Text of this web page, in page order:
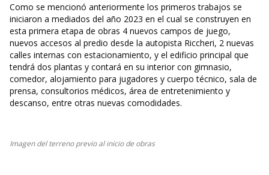
Como se mencionó anteriormente los primeros trabajos se
iniciaron a mediados del año 2023 en el cual se construyen en
esta primera etapa de obras 4 nuevos campos de juego,
nuevos accesos al predio desde la autopista Riccheri, 2 nuevas
calles internas con estacionamiento, y el edificio principal que
tendrá dos plantas y contará en su interior con gimnasio,
comedor, alojamiento para jugadores y cuerpo técnico, sala de
prensa, consultorios médicos, área de entretenimiento y
descanso, entre otras nuevas comodidades.
Imagen del terreno previo al inicio de obras